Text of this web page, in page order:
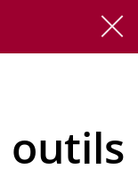
outils